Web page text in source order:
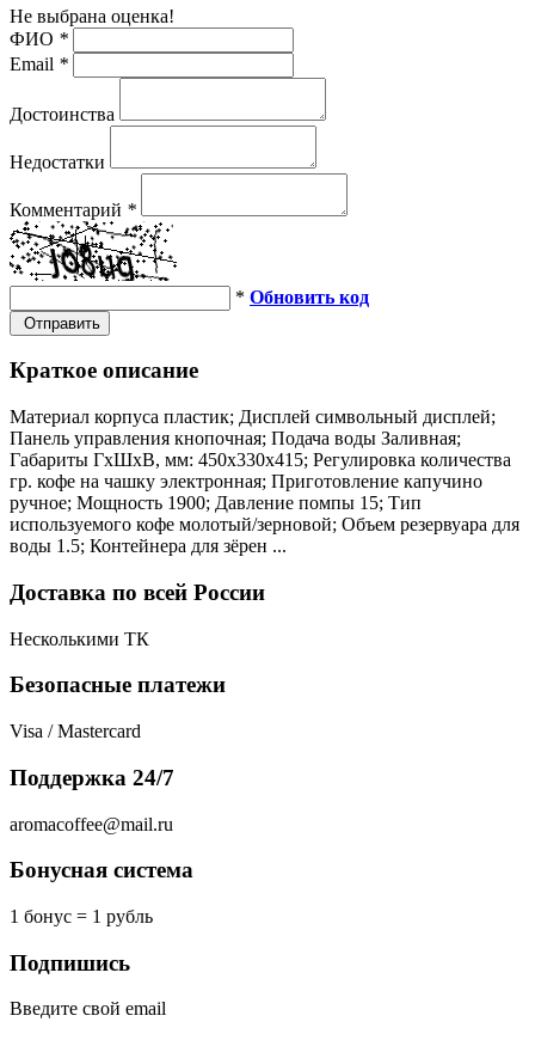
Не выбрана оценка!
ФИО *
Email *
Достоинства
Недостатки
Комментарий *
* Обновить код
Отправить
Краткое описание
Материал корпуса пластик; Дисплей символьный дисплей;
Панель управления кнопочная; Подача воды Заливная;
Габариты ГхШхВ, мм: 450х330х415; Регулировка количества
гр. кофе на чашку электронная; Приготовление капучино
ручное; Мощность 1900; Давление помпы 15; Тип
используемого кофе молотый/зерновой; Объем резервуара для
воды 1.5; Контейнера для зёрен ...
Доставка по всей России
Несколькими ТК
Безопасные платежи
Visa / Mastercard
Поддержка 24/7
aromacoffee@mail.ru
Бонусная система
1 бонус = 1 рубль
Подпишись
Введите свой email